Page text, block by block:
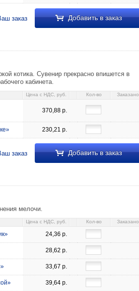
заказ
Добавить в заказ
котика. Сувенир прекрасно впишется в
кабинета.
Цена c НДС, руб. Кол-во Заказано
370,88 р.
230,21 р.
заказ Добавить в заказ
см, «Котенок Сфинкс» 37,66 099487
мелочи.
Цена c НДС, руб. Кол-во Заказано
24,36 р.
28,62 р.
33,67 р.
39,64 р.